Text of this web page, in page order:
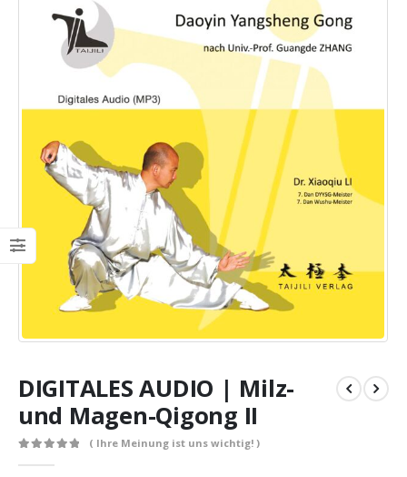
DIGITALES AUDIO | Milz-
und Magen-Qigong II
( Ihre Meinung ist uns wichtig! )